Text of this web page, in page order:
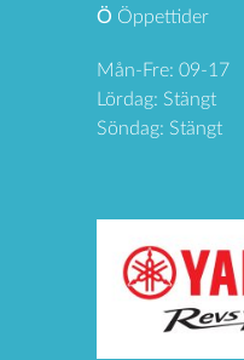
Ö Öppettider
Mån-Fre: 09-17
Lördag: Stängt
Söndag: Stängt